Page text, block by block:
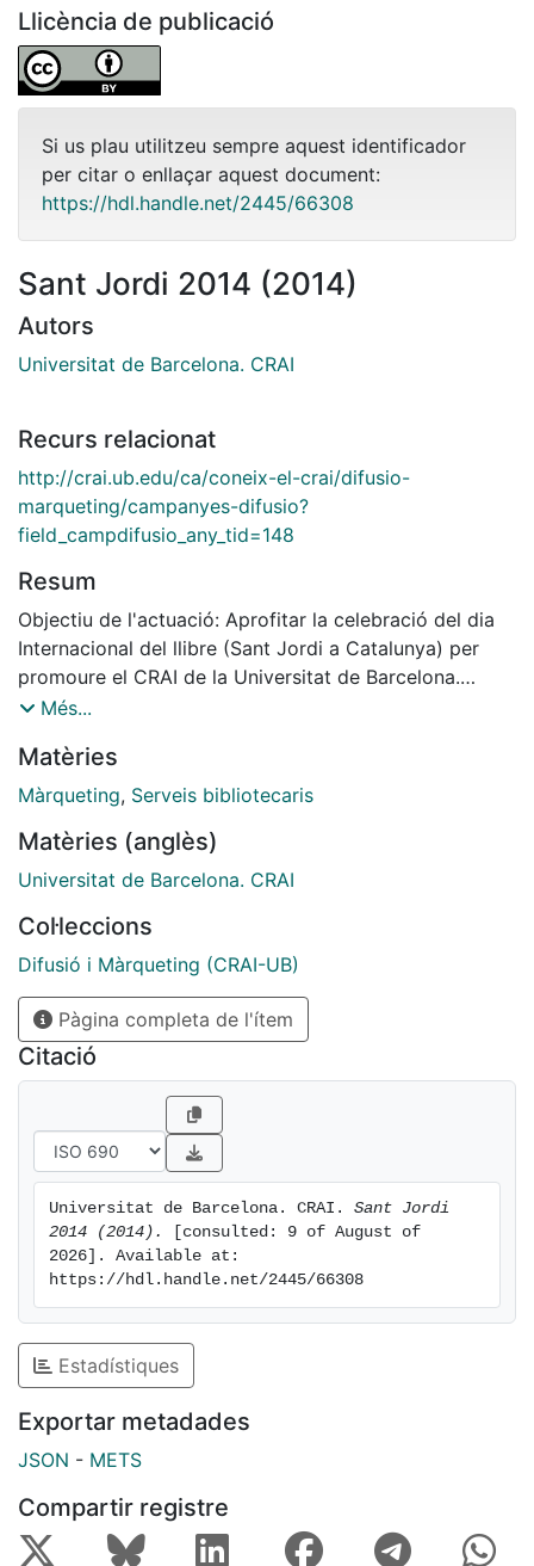
Llicència de publicació
Si us plau utilitzeu sempre aquest identificador
per citar o enllaçar aquest document:
https://hdl.handle.net/2445/66308
Sant Jordi 2014 (2014)
Autors
Universitat de Barcelona. CRAI
Recurs relacionat
http://crai.ub.edu/ca/coneix-el-crai/difusio-
marqueting/campanyes-difusio?
field_campdifusio_any_tid=148
Resum
Objectiu de l'actuació: Aprofitar la celebració del dia
Internacional del llibre (Sant Jordi a Catalunya) per
promoure el CRAI de la Universitat de Barcelona.
Descripció del producte: Punt de llibre amb text de
Més...
Matèries
Màrqueting, Serveis bibliotecaris
Matèries (anglès)
Universitat de Barcelona. CRAI
Col·leccions
Difusió i Màrqueting (CRAI-UB)
Pàgina completa de l'ítem
Citació
Universitat de Barcelona. CRAI. Sant Jordi
2014 (2014).
[consulted: 9 of August of
2026]. Available at:
https://hdl.handle.net/2445/66308
Estadístiques
Exportar metadades
JSON - METS
Compartir registre